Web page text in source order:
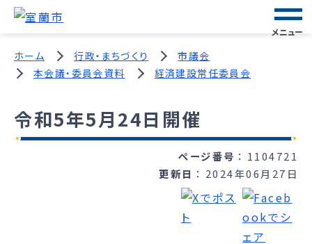
メニュー
ホーム 行政・まちづくり
市議会
本会議・委員会資料
経済建設常任委員会
令和5年5月24日開催
ページ番号
1104721
更新日
2024年06月27日